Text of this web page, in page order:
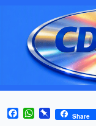
Facebook
WhatsApp
Pinboard
Share